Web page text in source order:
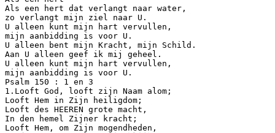
Als een hert dat verlangt naar water,
zo verlangt mijn ziel naar U.
U alleen kunt mijn hart vervullen,
mijn aanbidding is voor U.
U alleen bent mijn Kracht, mijn Schild.
Aan U alleen geef ik mij geheel.
U alleen kunt mijn hart vervullen,
mijn aanbidding is voor U.
Psalm 150 : 1 en 3
1.Looft God, looft zijn Naam alom;
Looft Hem in Zijn heiligdom;
Looft des HEEREN grote macht,
In den hemel Zijner kracht;
Looft Hem, om Zijn mogendheden,